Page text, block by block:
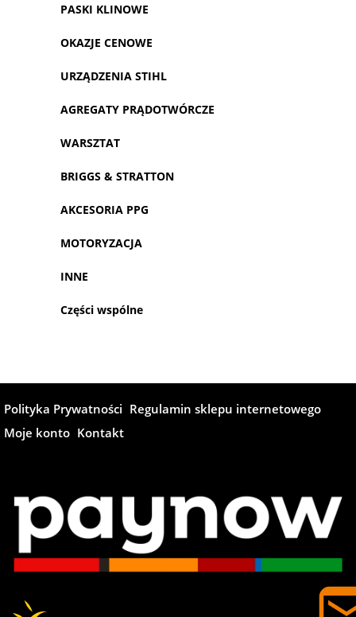
PASKI KLINOWE
OKAZJE CENOWE
URZĄDZENIA STIHL
AGREGATY PRĄDOTWÓRCZE
WARSZTAT
BRIGGS & STRATTON
AKCESORIA PPG
MOTORYZACJA
INNE
Części wspólne
Polityka Prywatności Regulamin sklepu internetowego
Moje konto Kontakt